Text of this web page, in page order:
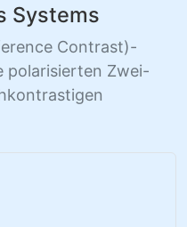
Systems
Contrast)-
polarisierten Zwei-